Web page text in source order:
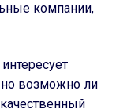
компании,
но возможно ли